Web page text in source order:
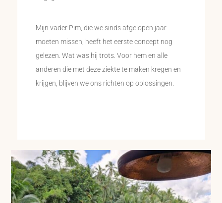
Mijn vader Pim, die we sinds afgelopen jaar
moeten missen, heeft het eerste concept nog
gelezen. Wat was hij trots. Voor hem en alle
anderen die met deze ziekte te maken kregen en
krijgen, blijven we ons richten op oplossingen.